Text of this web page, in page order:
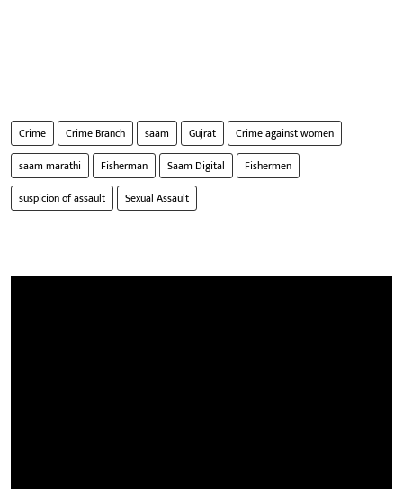
Crime Crime Branch saam Gujrat
Crime against women
saam marathi
Fisherman Saam Digital
Fishermen
suspicion of assault
Sexual Assault